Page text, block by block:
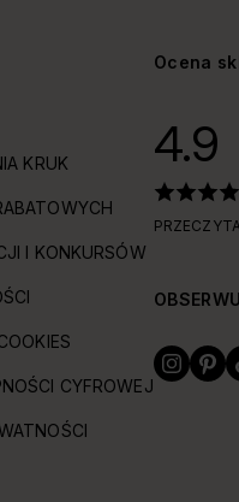
KRUK
I KONKURSÓW
CYFROWEJ
Ocena
4.9